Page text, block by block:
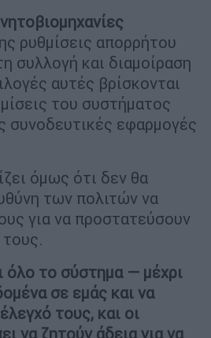
ρυθμίσεις απορρήτου
συλλογή και διαμοίραση
αυτές βρίσκονται
του συστήματος
συνοδευτικές εφαρμογές
όμως ότι δεν θα
των πολιτών να
για να προστατεύσουν
τους.
όλο το σύστημα — μέχρι
σε εμάς και να
τους, και οι
να ζητούν άδεια για να